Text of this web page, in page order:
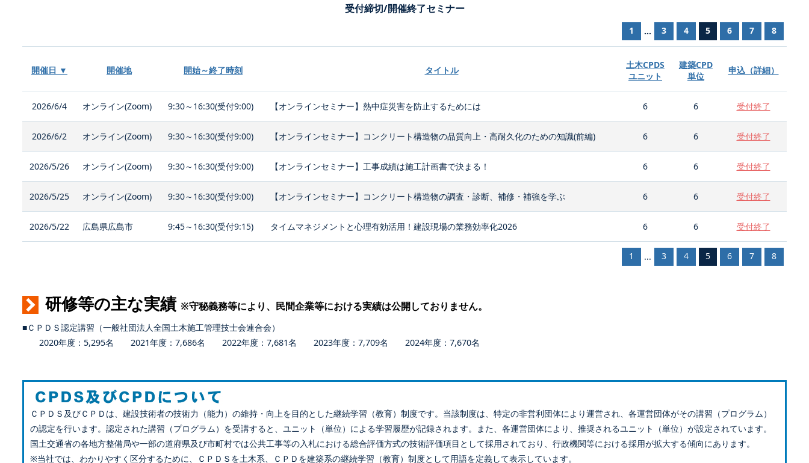
受付締切/開催終了セミナー
1 ... 3 4 5 6 7 8
開催日 ▼ 開催地 開始～終了時刻 タイトル
土木CPDS
ユニット
建築CPD
単位
申込（詳細）
2026/6/4 オンライン(Zoom) 9:30～16:30(受付9:00) 【オンラインセミナー】熱中症災害を防止するためには 6 6 受付終了
2026/6/2 オンライン(Zoom) 9:30～16:30(受付9:00) 【オンラインセミナー】コンクリート構造物の品質向上・高耐久化のための知識(前編) 6 6 受付終了
2026/5/26 オンライン(Zoom) 9:30～16:30(受付9:00) 【オンラインセミナー】工事成績は施工計画書で決まる！ 6 6 受付終了
2026/5/25 オンライン(Zoom) 9:30～16:30(受付9:00) 【オンラインセミナー】コンクリート構造物の調査・診断、補修・補強を学ぶ 6 6 受付終了
2026/5/22 広島県広島市 9:45～16:30(受付9:15) タイムマネジメントと心理有効活用！建設現場の業務効率化2026 6 6 受付終了
1 ... 3 4 5 6 7 8
研修等の主な実績 ※守秘義務等により、民間企業等における実績は公開しておりません。
■ＣＰＤＳ認定講習（一般社団法人全国土木施工管理技士会連合会）
2020年度：5,295名 2021年度：7,686名 2022年度：7,681名 2023年度：7,709名 2024年度：7,670名
ＣＰＤＳ及びＣＰＤは、建設技術者の技術力（能力）の維持・向上を目的とした継続学習（教育）制度です。当該制度は、特定の非営利団体により運営され、各運営団体がその講習（プログラム）
の認定を行います。認定された講習（プログラム）を受講すると、ユニット（単位）による学習履歴が記録されます。また、各運営団体により、推奨されるユニット（単位）が設定されています。
国土交通省の各地方整備局や一部の道府県及び市町村では公共工事等の入札における総合評価方式の技術評価項目として採用されており、行政機関等における採用が拡大する傾向にあります。
※当社では、わかりやすく区分するために、ＣＰＤＳを土木系、ＣＰＤを建築系の継続学習（教育）制度として用語を定義して表示しています。